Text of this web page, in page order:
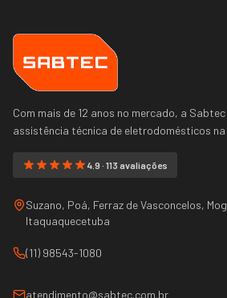
Com mais de 12 anos no mercado, a
assistência técnica de eletrodomésticos
4.9 · 113 avaliações
Suzano, Poá, Ferraz de Vasconcelos,
Itaquaquecetuba
(11) 98543-1080
atendimento@sabtec.com.br